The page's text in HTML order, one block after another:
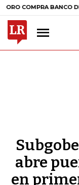
BANCO DE LA
abre
en